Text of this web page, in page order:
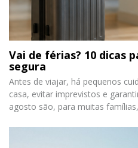
Vai de férias? 10 dicas
segura
Antes de viajar, há pequenos
casa, evitar imprevistos e
agosto são, para muitas